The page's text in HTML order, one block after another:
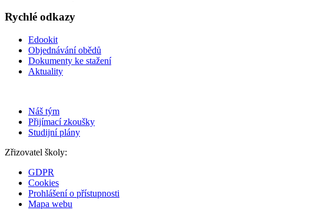
Rychlé odkazy
Edookit
Objednávání obědů
Dokumenty ke stažení
Aktuality
Náš tým
Přijímací zkoušky
Studijní plány
Zřizovatel školy:
GDPR
Cookies
Prohlášení o přístupnosti
Mapa webu